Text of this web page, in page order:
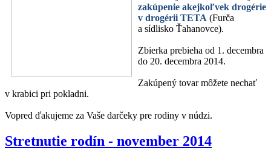
zakúpenie akejkoľvek drogérie
v drogérii TETA (Furča
a sídlisko Ťahanovce).
Zbierka prebieha od 1. decembra
do 20. decembra 2014.
Zakúpený tovar môžete nechať
v krabici pri pokladni.
Vopred ďakujeme za Vaše darčeky pre rodiny v núdzi.
Stretnutie rodín - november 2014